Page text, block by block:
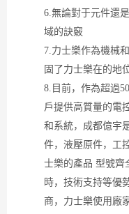
6.無論對于元件還
域的訣竅
7.力士樂作為機械
固了力士樂在的地
8.目前，作為超過
戶提供高質量的電
和系統，成都億宇
件，液壓原件，工
士樂的產品 型號齊
時，技術支持等優
商，力士樂使用廠